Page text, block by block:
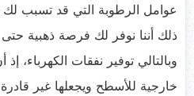
عوامل الرطوبة التي قد تسبب
ذلك أننا نوفر لك فرصة ذهبية
وبالتالي توفير نفقات الكهرباء،
خارجية للأسطح ويجعلها غير